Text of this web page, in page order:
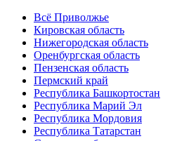
Всё Приволжье
Кировская область
Нижегородская область
Оренбургская область
Пензенская область
Пермский край
Республика Башкортостан
Республика Марий Эл
Республика Мордовия
Республика Татарстан